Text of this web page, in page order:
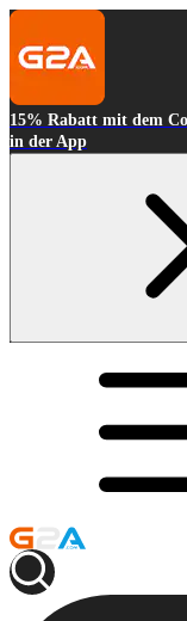
15% Rabatt mit dem
in der App